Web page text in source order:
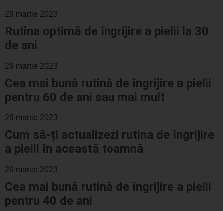
29 martie 2023
Rutina optimă de îngrijire a pielii la 30
de ani
29 martie 2023
Cea mai bună rutină de îngrijire a pielii
pentru 60 de ani sau mai mult
29 martie 2023
Cum să-ți actualizezi rutina de îngrijire
a pielii în această toamnă
29 martie 2023
Cea mai bună rutină de îngrijire a pielii
pentru 40 de ani